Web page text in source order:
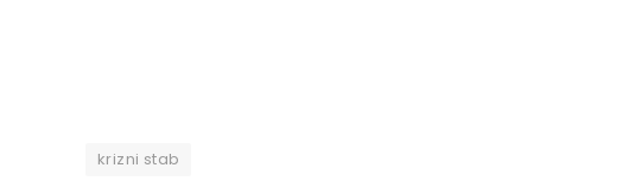
krizni stab